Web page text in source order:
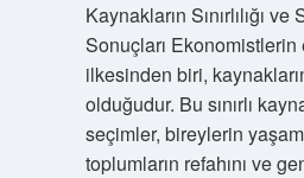
Kaynakların Sınırlılığı
Sonuçları Ekonomistlerin
ilkesinden biri, kaynakların
olduğudur. Bu sınırlı
seçimler, bireylerin
toplumların refahını ve